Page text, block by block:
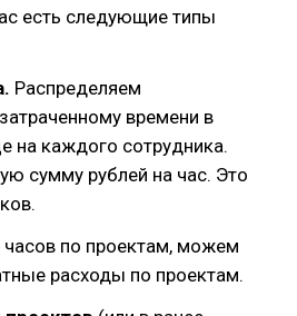
есть следующие типы
Распределяем
времени в
на каждого сотрудника.
сумму рублей на час. Это
по проектам, можем
расходы по проектам.